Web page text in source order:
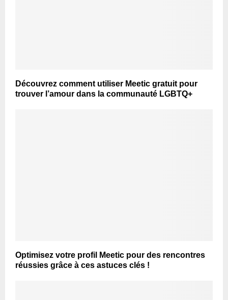
Découvrez comment utiliser Meetic gratuit pour
trouver l’amour dans la communauté LGBTQ+
Optimisez votre profil Meetic pour des rencontres
réussies grâce à ces astuces clés !